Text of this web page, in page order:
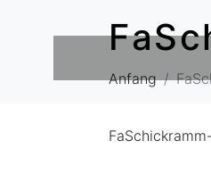
Anfang